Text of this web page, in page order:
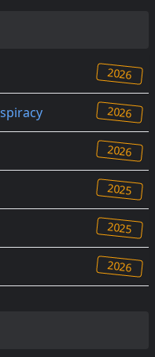
2026
2026
2026
2025
2025
2026